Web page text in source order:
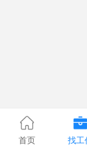
首页 找工